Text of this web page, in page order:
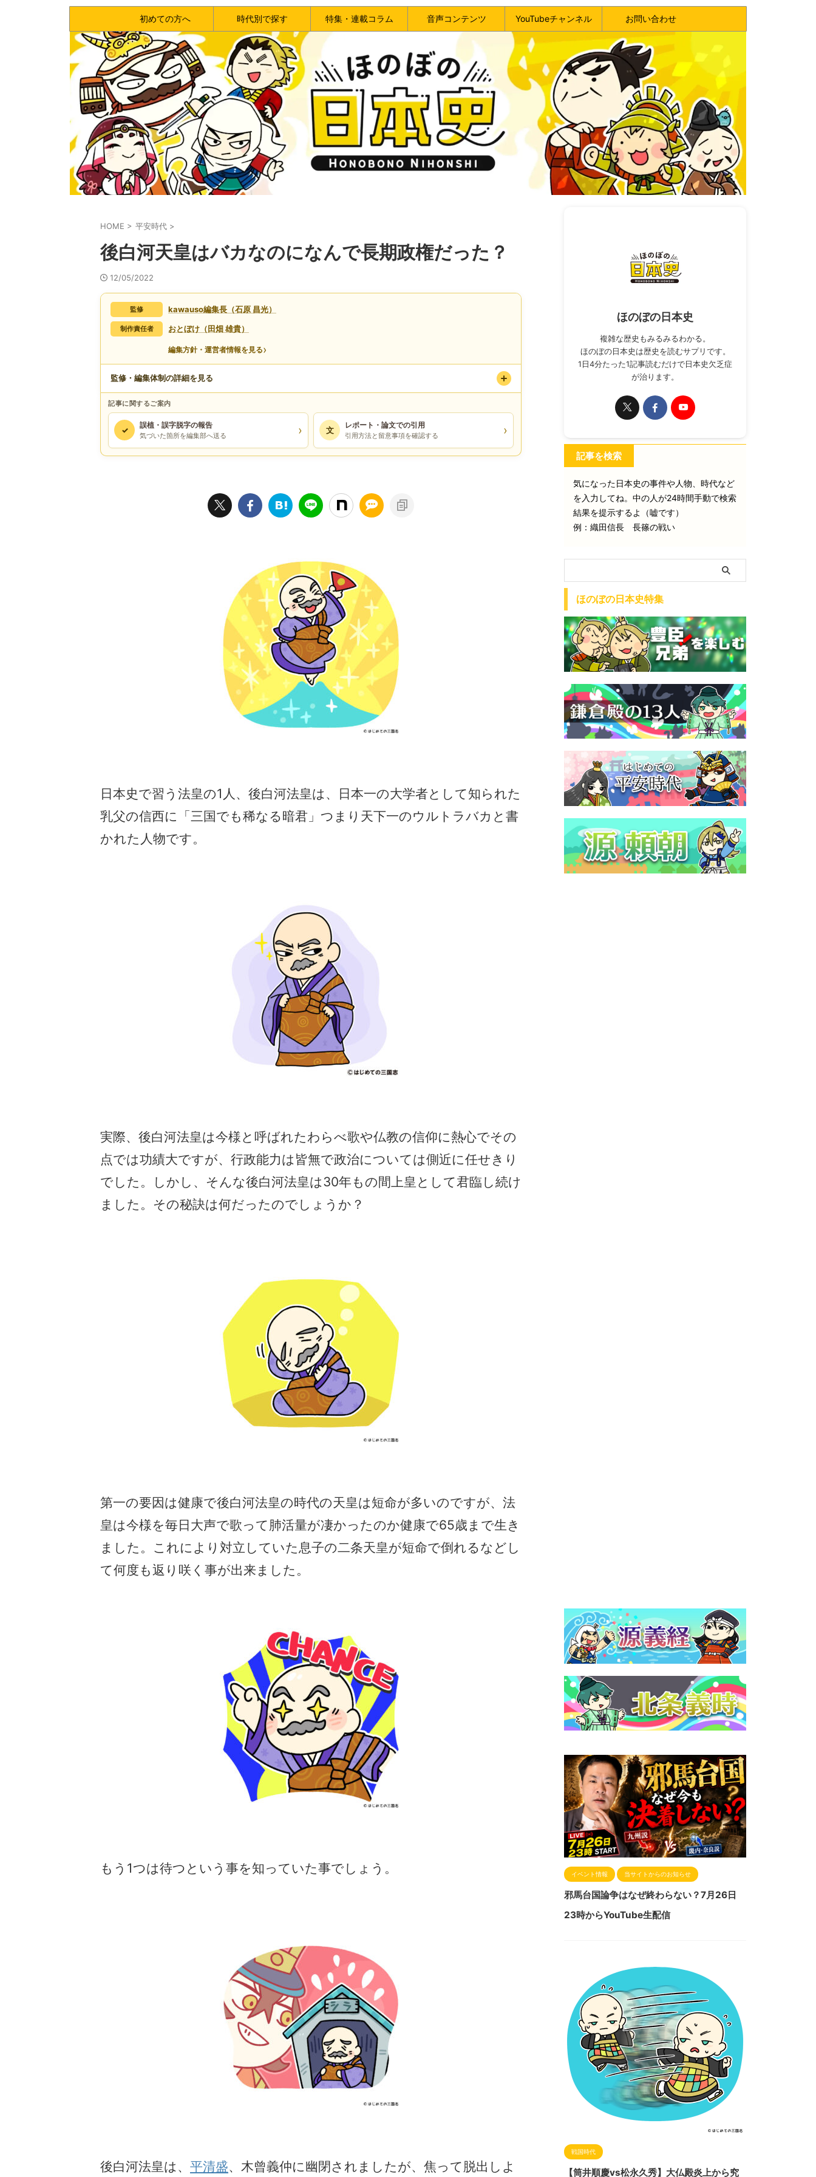
初めての方へ 時代別で探す 特集・連載コラム 音声コンテンツ YouTubeチャンネル お問い合わせ
HOME > 平安時代 >
後白河天皇はバカなのになんで長期政権だった？
12/05/2022
監修 kawauso編集長（石原 昌光）
制作責任者 おとぼけ（田畑 雄貴）
編集方針・運営者情報を見る›
監修・編集体制の詳細を見る
記事に関するご案内
✓ 誤植・誤字脱字の報告
気づいた箇所を編集部へ送る › 文 レポート・論文での引用
引用方法と留意事項を確認する ›
日本史で習う法皇の1人、後白河法皇は、日本一の大学者として知られた
乳父の信西に「三国でも稀なる暗君」つまり天下一のウルトラバカと書
かれた人物です。
実際、後白河法皇は今様と呼ばれたわらべ歌や仏教の信仰に熱心でその
点では功績大ですが、行政能力は皆無で政治については側近に任せきり
でした。しかし、そんな後白河法皇は30年もの間上皇として君臨し続け
ました。その秘訣は何だったのでしょうか？
第一の要因は健康で後白河法皇の時代の天皇は短命が多いのですが、法
皇は今様を毎日大声で歌って肺活量が凄かったのか健康で65歳まで生き
ました。これにより対立していた息子の二条天皇が短命で倒れるなどし
て何度も返り咲く事が出来ました。
もう1つは待つという事を知っていた事でしょう。
後白河法皇は、 平清盛、木曾義仲に幽閉されましたが、焦って脱出しよ
ほのぼの日本史
複雑な歴史もみるみるわかる。
ほのぼの日本史は歴史を読むサプリです。
1日4分たった1記事読むだけで日本史欠乏症
が治ります。
記事を検索
気になった日本史の事件や人物、時代など
を入力してね。中の人が24時間手動で検索
結果を提示するよ（嘘です）
例：織田信長 長篠の戦い
ほのぼの日本史特集
イベント情報 当サイトからのお知らせ
邪馬台国論争はなぜ終わらない？7月26日
23時からYouTube生配信
戦国時代
【筒井順慶vs松永久秀】大仏殿炎上から究